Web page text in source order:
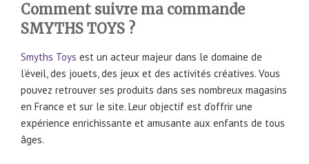
Comment suivre ma commande
SMYTHS TOYS ?
Smyths Toys est un acteur majeur dans le domaine de
l’éveil, des jouets, des jeux et des activités créatives. Vous
pouvez retrouver ses produits dans ses nombreux magasins
en France et sur le site. Leur objectif est d’offrir une
expérience enrichissante et amusante aux enfants de tous
âges.